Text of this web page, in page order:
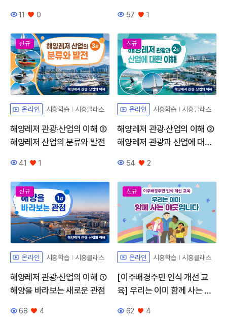
조회수
11
좋아요
0
조회수
57
좋아요
1
신규
온라인 시흥학습 시흥클래스
해양레저 관광·산업의 이해 ③
해양레저 산업의 분류와 발전
조회수
41
좋아요
1
신규
온라인 시흥학습 시흥클래스
해양레저 관광·산업의 이해 ②
해양레저 관광과 산업에 대한
조회수
54
좋아요
2
신규
온라인 시흥학습 시흥클래스
해양레저 관광·산업의 이해 ①
해양을 바라보는 새로운 관점
조회수
68
좋아요
4
신규
온라인 시흥학습 시흥클래스
[이주배경주민 인식 개선 교
육] 우리는 이미 함께 사는 이
조회수
62
좋아요
4